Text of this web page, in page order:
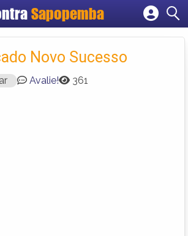
Sapopemba
Cadastrar empresa
Criar conta
Novo Sucesso
Avalie! 361